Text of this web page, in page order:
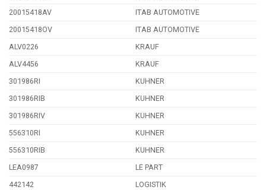
20015418AV
ITAB AUTOMOTIVE
20015418OV
ITAB AUTOMOTIVE
ALV0226
KRAUF
ALV4456
KRAUF
301986RI
KUHNER
301986RIB
KUHNER
301986RIV
KUHNER
556310RI
KUHNER
556310RIB
KUHNER
LEA0987
LE PART
442142
LOGISTIK